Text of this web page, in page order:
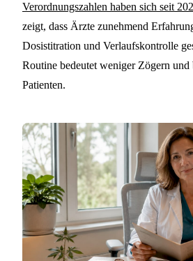
Verordnungszahlen haben sich seit
zeigt, dass Ärzte zunehmend
Dosistitration und Verlaufskontrolle
Routine bedeutet weniger Zögern und
Patienten.